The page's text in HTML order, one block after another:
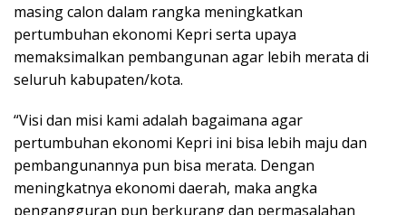
masing calon dalam rangka meningkatkan
pertumbuhan ekonomi Kepri serta upaya
memaksimalkan pembangunan agar lebih merata di
seluruh kabupaten/kota.
“Visi dan misi kami adalah bagaimana agar
pertumbuhan ekonomi Kepri ini bisa lebih maju dan
pembangunannya pun bisa merata. Dengan
meningkatnya ekonomi daerah, maka angka
pengangguran pun berkurang dan permasalahan